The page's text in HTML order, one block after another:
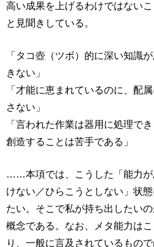
高い成果を上げるわけではない
と見聞きしている。
「タコ壺（ツボ）的に深い知識
きない」
「才能に恵まれているのに、配
さない」
「言われた作業は器用に処理で
創造することは苦手である」
……本項では、こうした「能力が
けない／ひらこうとしない」状
たい。そこで私が持ち出したいの
概念である。なお、メタ能力は
り、一般に言及されているもので